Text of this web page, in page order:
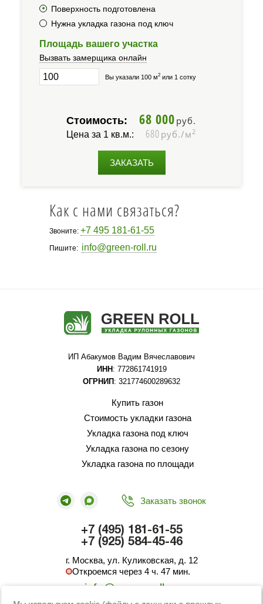
Поверхность подготовлена
Нужна укладка газона под ключ
Площадь вашего участка
Вызвать замерщика онлайн
Вы указали 100 м2 или 1 сотку
Стоимость: 68 000 руб.
Цена за 1 кв.м.: 680 руб./м2
ЗАКАЗАТЬ
Как с нами связаться?
Звоните: +7 495 181-61-55
Пишите: info@green-roll.ru
ИП Абакумов Вадим Вячеславович
ИНН : 772861741919
ОГРНИП : 321774600289632
Купить газон
Стоимость укладки газона
Укладка газона под ключ
Укладка газона по сезону
Укладка газона по площади
Заказать звонок
+7 (495) 181-61-55
+7 (925) 584-45-46
г. Москва, ул. Куликовская, д. 12
Откроемся через 4 ч. 47 мин.
info@green-roll.ru